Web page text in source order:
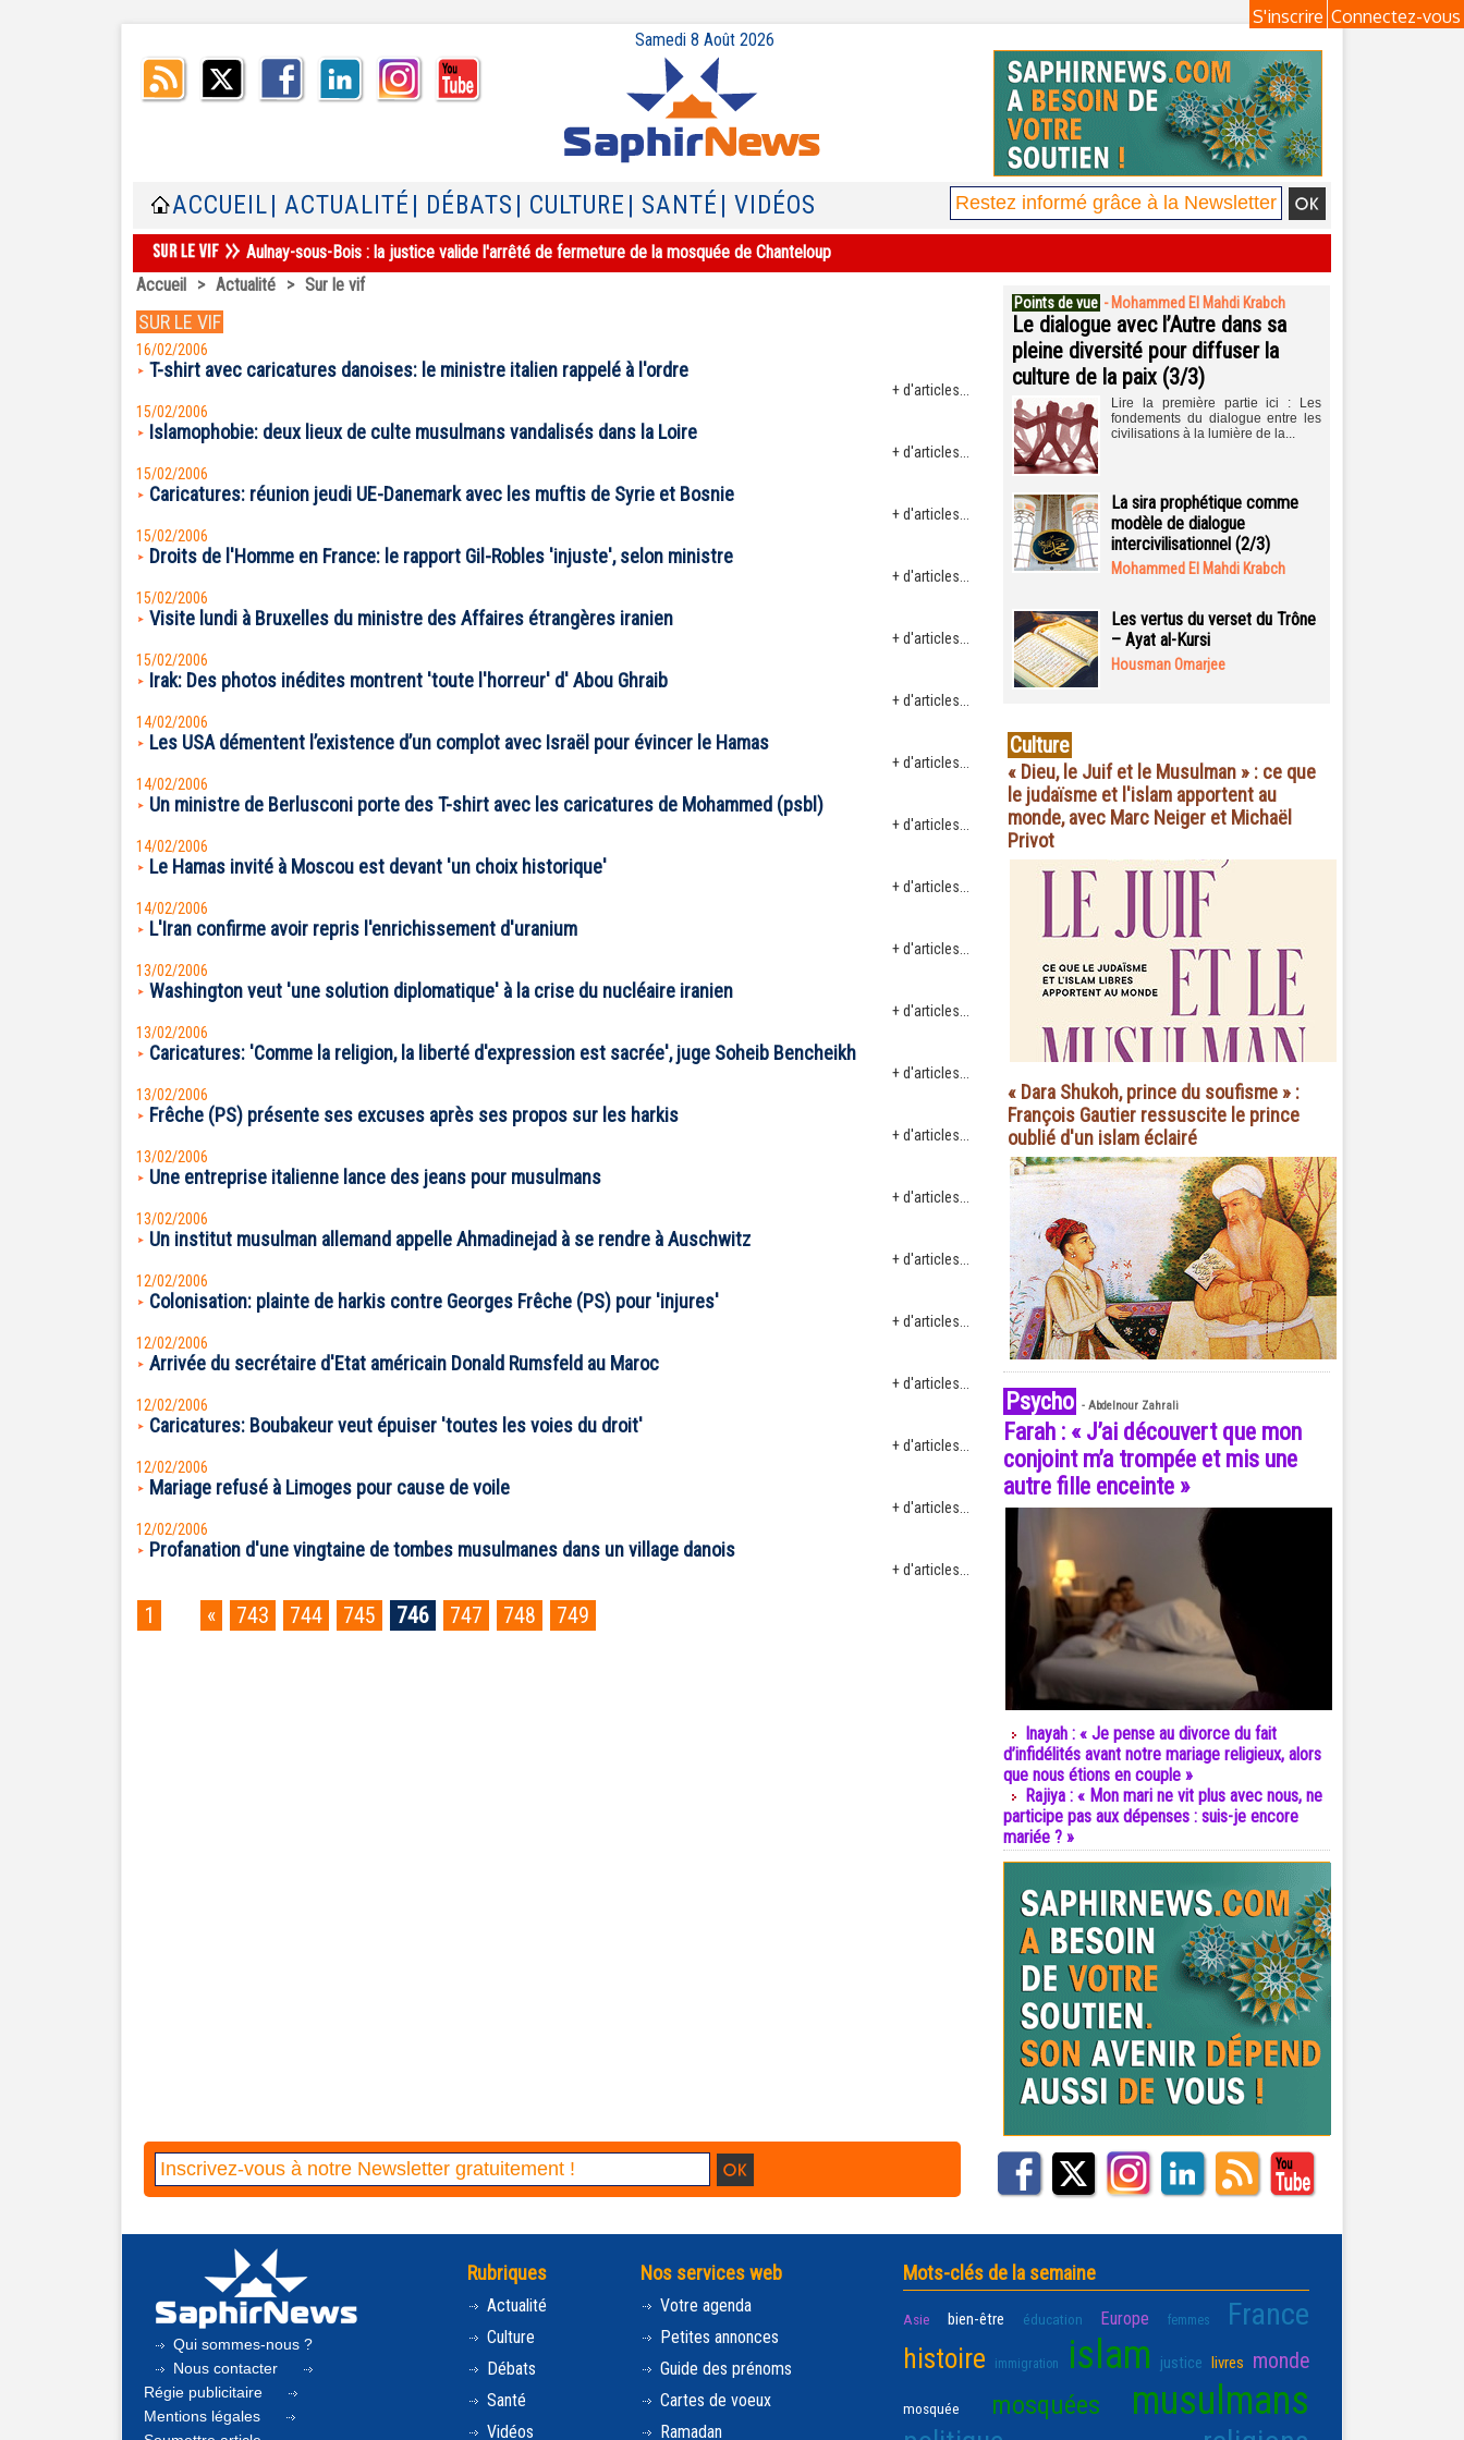
Connectez-vous
S'inscrire
Samedi 8 Août 2026
ACCUEIL | ACTUALITÉ | DÉBATS | CULTURE | SANTÉ | VIDÉOS
Aulnay-sous-Bois : la justice valide l'arrêté de fermeture de la mosquée de Chanteloup
Accueil > Actualité > Sur le vif
SUR LE VIF
16/02/2006
T-shirt avec caricatures danoises: le ministre italien rappelé à l'ordre
+ d'articles...
15/02/2006
Islamophobie: deux lieux de culte musulmans vandalisés dans la Loire
+ d'articles...
15/02/2006
Caricatures: réunion jeudi UE-Danemark avec les muftis de Syrie et Bosnie
+ d'articles...
15/02/2006
Droits de l'Homme en France: le rapport Gil-Robles 'injuste', selon ministre
+ d'articles...
15/02/2006
Visite lundi à Bruxelles du ministre des Affaires étrangères iranien
+ d'articles...
15/02/2006
Irak: Des photos inédites montrent 'toute l'horreur' d' Abou Ghraib
+ d'articles...
14/02/2006
Les USA démentent l’existence d’un complot avec Israël pour évincer le Hamas
+ d'articles...
14/02/2006
Un ministre de Berlusconi porte des T-shirt avec les caricatures de Mohammed (psbl)
+ d'articles...
14/02/2006
Le Hamas invité à Moscou est devant 'un choix historique'
+ d'articles...
14/02/2006
L'Iran confirme avoir repris l'enrichissement d'uranium
+ d'articles...
13/02/2006
Washington veut 'une solution diplomatique' à la crise du nucléaire iranien
+ d'articles...
13/02/2006
Caricatures: 'Comme la religion, la liberté d'expression est sacrée', juge Soheib Bencheikh
+ d'articles...
13/02/2006
Frêche (PS) présente ses excuses après ses propos sur les harkis
+ d'articles...
13/02/2006
Une entreprise italienne lance des jeans pour musulmans
+ d'articles...
13/02/2006
Un institut musulman allemand appelle Ahmadinejad à se rendre à Auschwitz
+ d'articles...
12/02/2006
Colonisation: plainte de harkis contre Georges Frêche (PS) pour 'injures'
+ d'articles...
12/02/2006
Arrivée du secrétaire d'Etat américain Donald Rumsfeld au Maroc
+ d'articles...
12/02/2006
Caricatures: Boubakeur veut épuiser 'toutes les voies du droit'
+ d'articles...
12/02/2006
Mariage refusé à Limoges pour cause de voile
+ d'articles...
12/02/2006
Profanation d'une vingtaine de tombes musulmanes dans un village danois
+ d'articles...
1 « 743 744 745 746 747 748 749
Points de vue - Mohammed El Mahdi Krabch
Le dialogue avec l’Autre dans sa
pleine diversité pour diffuser la
culture de la paix (3/3)
Lire la première partie ici : Les
fondements du dialogue entre les
civilisations à la lumière de la...
La sira prophétique comme
modèle de dialogue
intercivilisationnel (2/3)
Mohammed El Mahdi Krabch
Les vertus du verset du Trône
– Ayat al-Kursi
Housman Omarjee
Culture
« Dieu, le Juif et le Musulman » : ce que
le judaïsme et l'islam apportent au
monde, avec Marc Neiger et Michaël
Privot
« Dara Shukoh, prince du soufisme » :
François Gautier ressuscite le prince
oublié d'un islam éclairé
Psycho - Abdelnour Zahrali
Farah : « J’ai découvert que mon
conjoint m’a trompée et mis une
autre fille enceinte »
Inayah : « Je pense au divorce du fait
d’infidélités avant notre mariage religieux, alors
que nous étions en couple »
Rajiya : « Mon mari ne vit plus avec nous, ne
participe pas aux dépenses : suis-je encore
mariée ? »
Qui sommes-nous ?
Nous contacter
Régie publicitaire
Mentions légales
Rubriques
Actualité
Culture
Débats
Santé
Vidéos
Nos services web
Votre agenda
Petites annonces
Guide des prénoms
Cartes de voeux
Ramadan
Mots-clés de la semaine
Asie bien-être éducation Europe femmes France
histoire immigration islam justice livres monde
mosquée mosquées musulmans